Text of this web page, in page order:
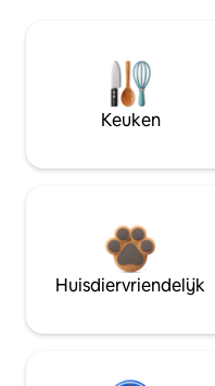
Keuken
Huisdiervriendelijk